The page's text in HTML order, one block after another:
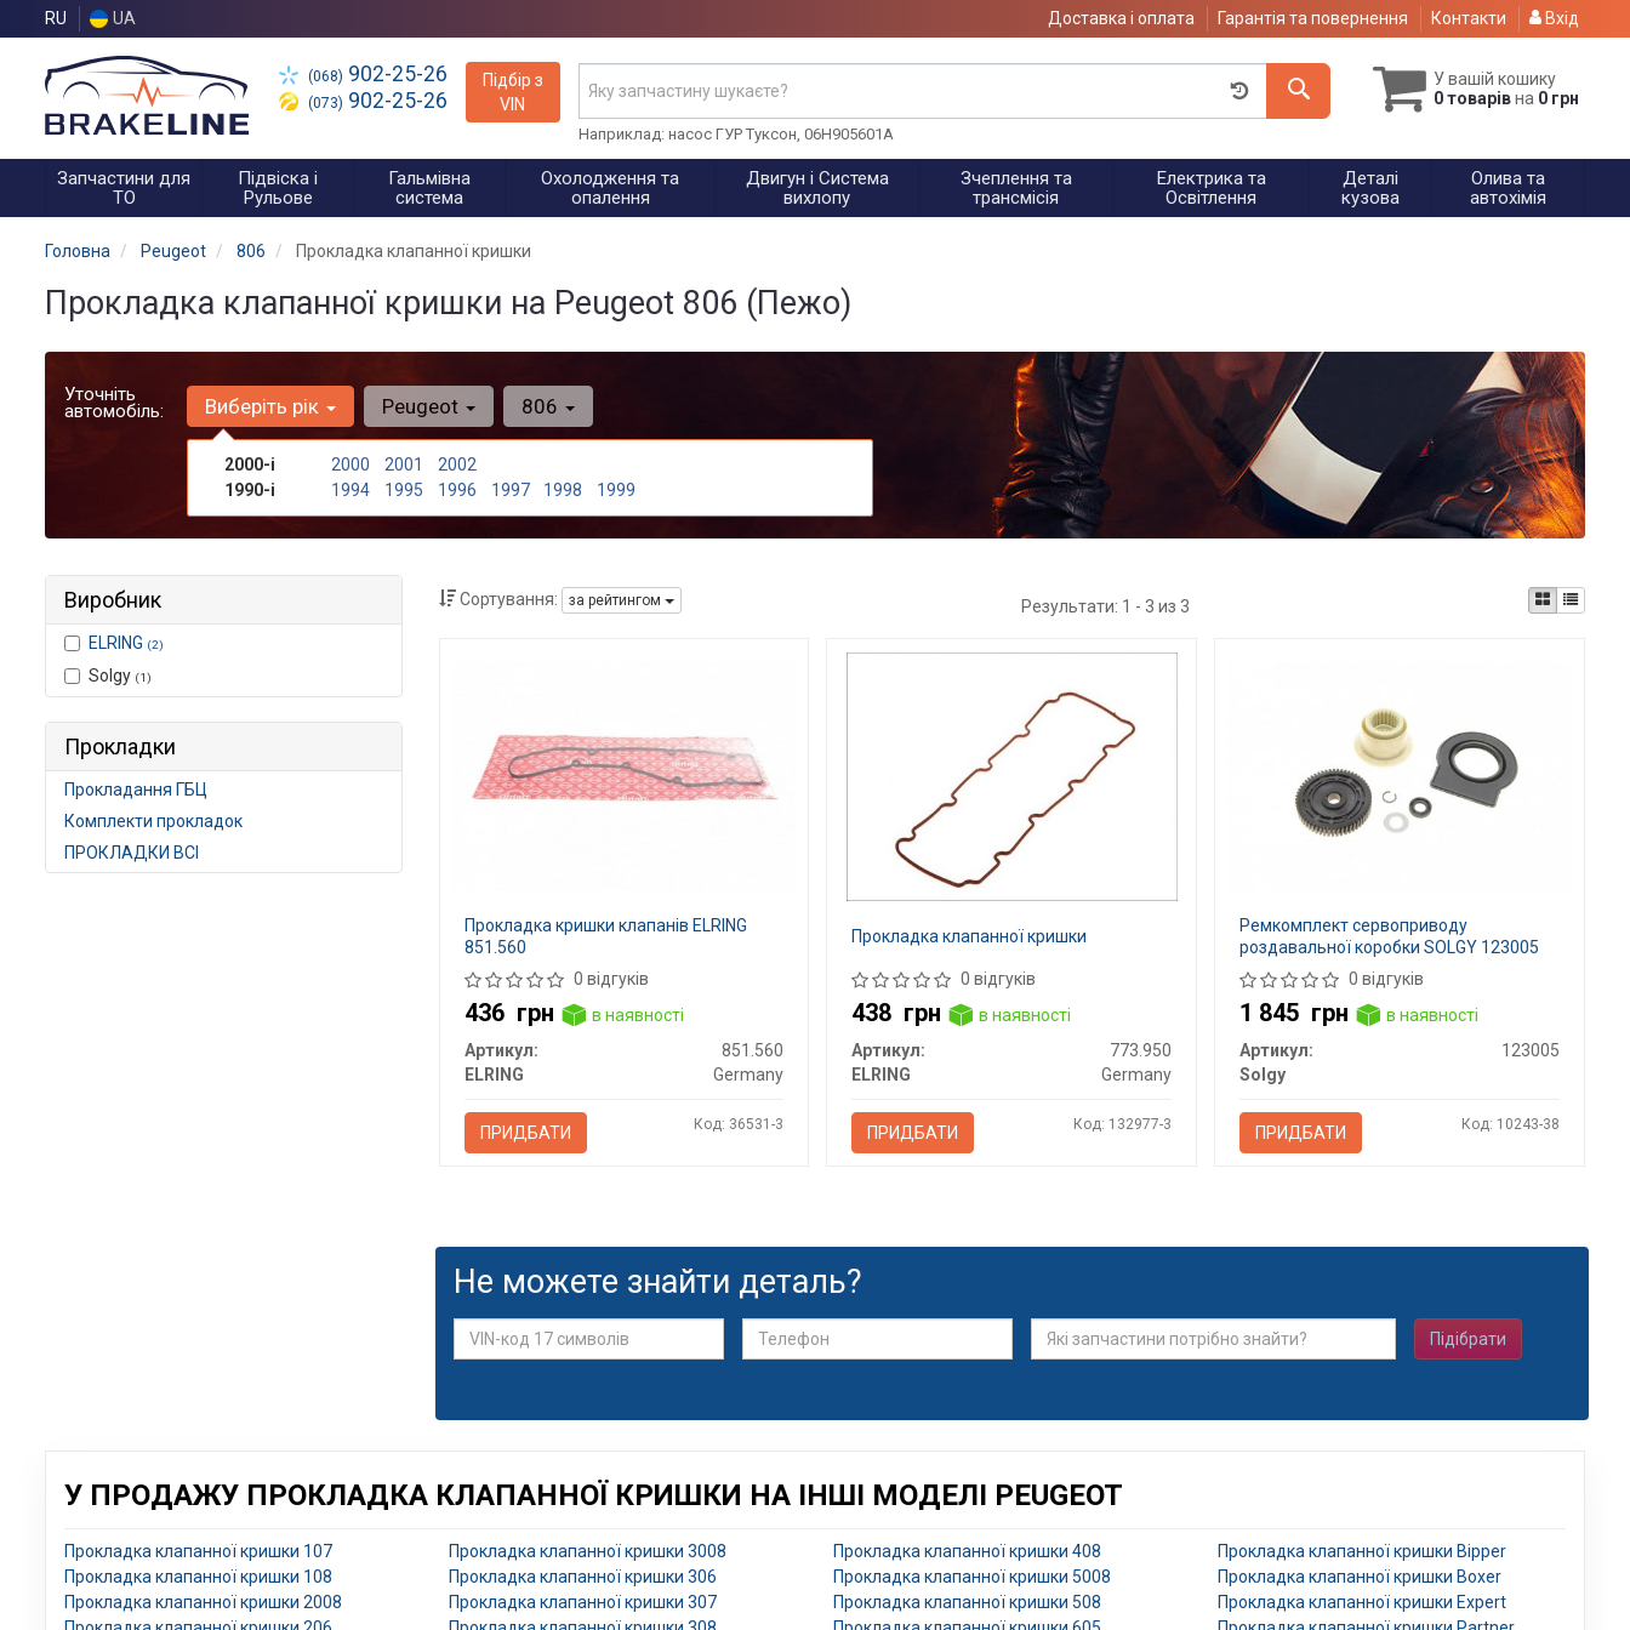
RU UA Доставка і оплата Гарантія та повернення Контакти Вхід
(068) 902-25-26
(073) 902-25-26
Підбір з
VIN
У вашій кошику
0 товарівна 0 грн
Наприклад: насос ГУР Туксон, 06H905601A
Запчастини для
ТО
Підвіска і
Рульове
Гальмівна
система
Охолодження та
опалення
Двигун і Система
вихлопу
Зчеплення та
трансмісія
Електрика та
Освітлення
Деталі
кузова
Олива та
автохімія
Головна Peugeot 806 Прокладка клапанної кришки
Прокладка клапанної кришки на Peugeot 806 (Пежо)
Уточніть
автомобіль: Виберіть рік
2000-і 2000 2001
2002
1990-і
1994 1995 1996 1997 1998 1999
Peugeot 806
Виробник
ELRING (2)
Solgy (1)
Прокладки
Прокладання ГБЦ
Комплекти прокладок
ПРОКЛАДКИ ВСІ
Сортування: за рейтингом Результати: 1 - 3 из 3
Прокладка кришки клапанів ELRING
851.560
0 відгуків
436 грн
в наявності
Артикул:
851.560
ELRING
Germany
ПРИДБАТИ Код: 36531-3
Прокладка клапанної кришки
0 відгуків
438 грн
в наявності
Артикул:
773.950
ELRING
Germany
ПРИДБАТИ Код: 132977-3
Ремкомплект сервоприводу
роздавальної коробки SOLGY 123005
0 відгуків
1 845 грн
в наявності
Артикул:
123005
Solgy
ПРИДБАТИ Код: 10243-38
Не можете знайти деталь?
Підібрати
У ПРОДАЖУ ПРОКЛАДКА КЛАПАННОЇ КРИШКИ НА ІНШІ МОДЕЛІ PEUGEOT
Прокладка клапанної кришки 107
Прокладка клапанної кришки 108
Прокладка клапанної кришки 2008
Прокладка клапанної кришки 3008
Прокладка клапанної кришки 306
Прокладка клапанної кришки 307
Прокладка клапанної кришки 408
Прокладка клапанної кришки 5008
Прокладка клапанної кришки 508
Прокладка клапанної кришки Bipper
Прокладка клапанної кришки Boxer
Прокладка клапанної кришки Expert